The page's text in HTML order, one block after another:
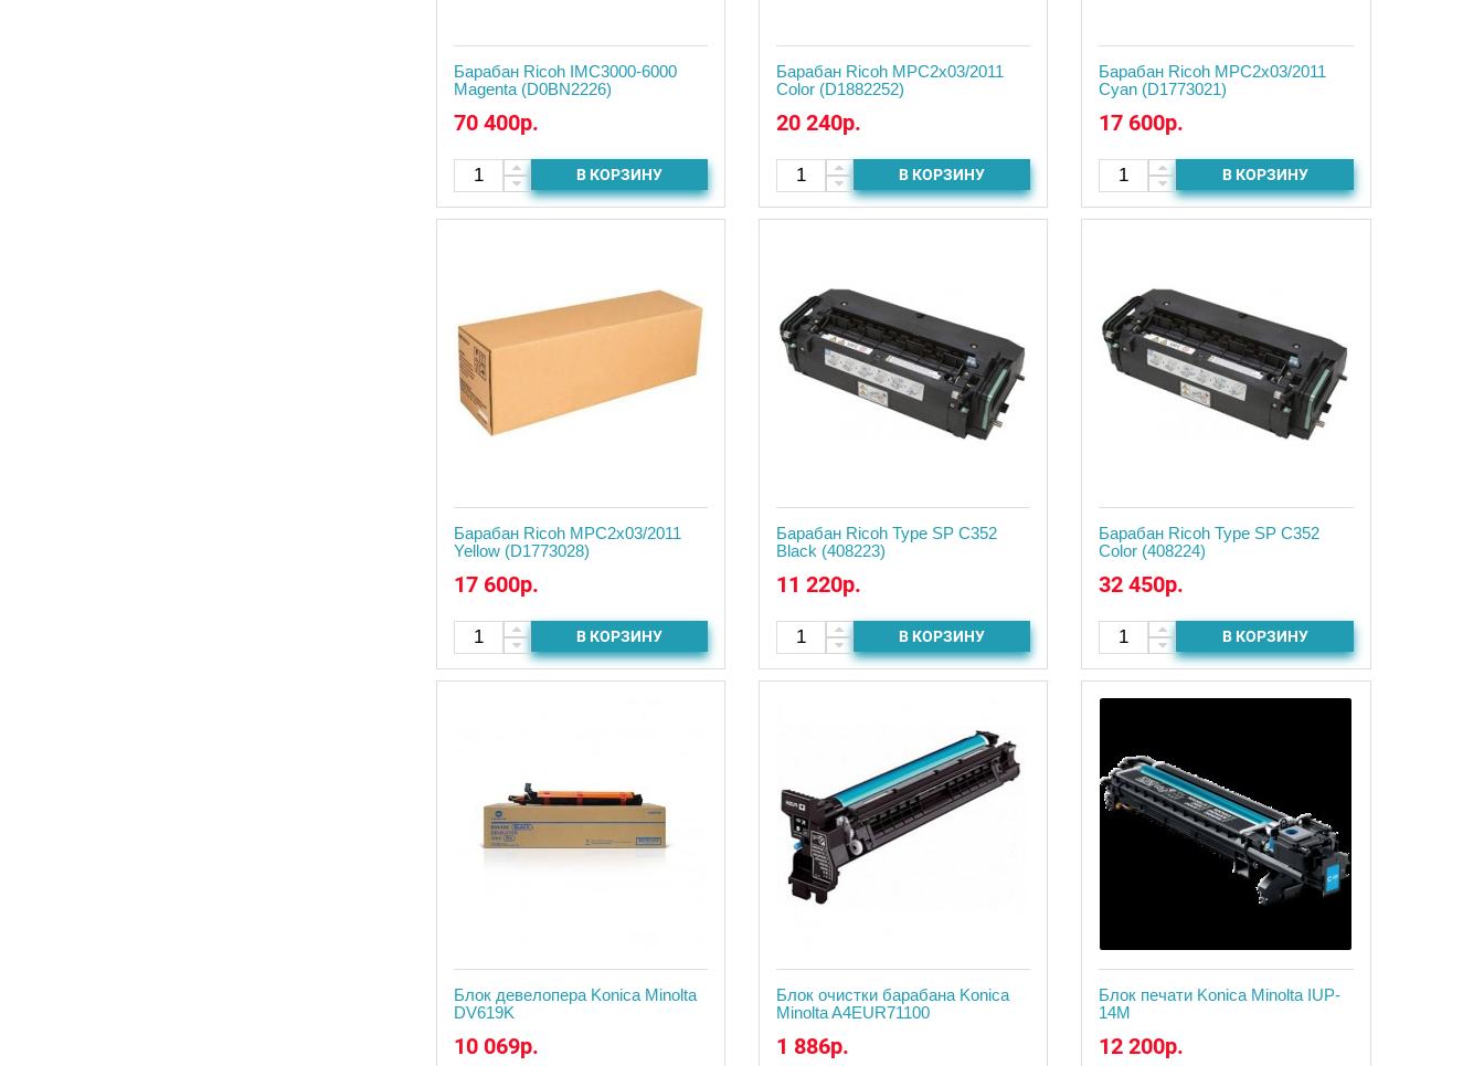
Барабан Ricoh IMC3000-6000
Magenta (D0BN2226)
70 400р.
В КОРЗИНУ
Барабан Ricoh MPC2x03/2011
Color (D1882252)
20 240р.
В КОРЗИНУ
Барабан Ricoh MPC2x03/2011
Cyan (D1773021)
17 600р.
В КОРЗИНУ
Барабан Ricoh MPC2x03/2011
Yellow (D1773028)
17 600р.
В КОРЗИНУ
Барабан Ricoh Type SP C352
Black (408223)
11 220р.
В КОРЗИНУ
Барабан Ricoh Type SP C352
Color (408224)
32 450р.
В КОРЗИНУ
Блок девелопера Konica Minolta
DV619K
10 069р.
Блок очистки барабана Konica
Minolta A4EUR71100
1 886р.
Блок печати Konica Minolta IUP-
14M
12 200р.